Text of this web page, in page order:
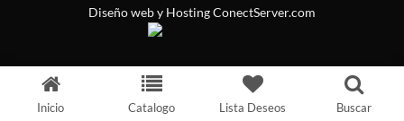
Diseño web y Hosting ConectServer.com
Inicio Catalogo Lista Deseos Buscar